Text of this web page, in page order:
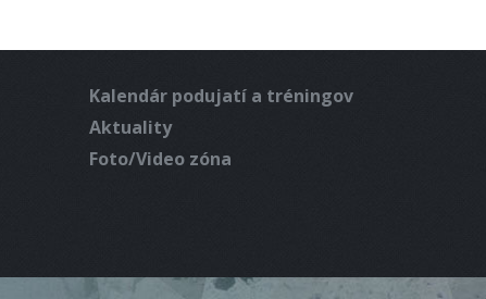
Kalendár podujatí a tréningov
Aktuality
Foto/Video zóna